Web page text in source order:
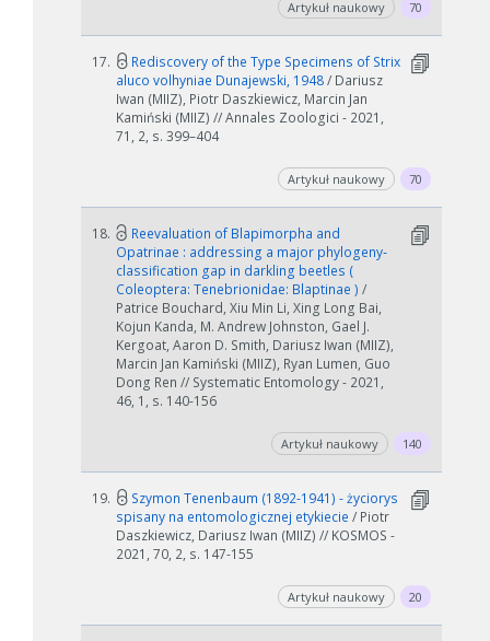
Artykuł naukowy 70
17.
Rediscovery of the Type Specimens of Strix
aluco volhyniae Dunajewski, 1948/ Dariusz
Iwan (MIIZ), Piotr Daszkiewicz, Marcin Jan
Kamiński (MIIZ) // Annales Zoologici - 2021,
71, 2, s. 399–404
Artykuł naukowy 70
18.
Reevaluation of Blapimorpha and
Opatrinae : addressing a major phylogeny‐
classification gap in darkling beetles (
Coleoptera: Tenebrionidae: Blaptinae ) /
Patrice Bouchard, Xiu Min Li, Xing Long Bai,
Kojun Kanda, M. Andrew Johnston, Gael J.
Kergoat, Aaron D. Smith, Dariusz Iwan (MIIZ),
Marcin Jan Kamiński (MIIZ), Ryan Lumen, Guo
Dong Ren // Systematic Entomology - 2021,
46, 1, s. 140-156
Artykuł naukowy 140
19.
Szymon Tenenbaum (1892-1941) - życiorys
spisany na entomologicznej etykiecie / Piotr
Daszkiewicz, Dariusz Iwan (MIIZ) // KOSMOS -
2021, 70, 2, s. 147-155
Artykuł naukowy 20